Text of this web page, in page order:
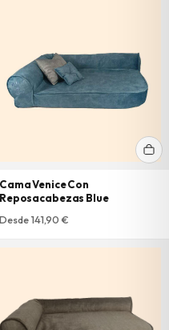
Cama Venice Con
Reposacabezas Blue
Desde 141,90 €